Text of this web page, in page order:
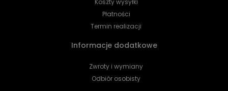
Płatności
Termin realizacji
Informacje dodatkowe
Zwroty i wymiany
Odbiór osobisty